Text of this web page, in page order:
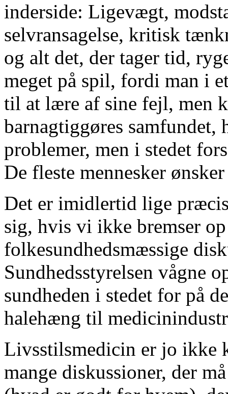
inderside: Ligevægt,
selvransagelse, kritisk
og alt det, der tager tid,
meget på spil, fordi man i
til at lære af sine fejl, men
barnagtiggøres
problemer, men i stedet
De fleste mennesker
Det er imidlertid lige
sig, hvis vi ikke bremser
folkesundhedsmæssige
Sundhedsstyrelsen vågne
sundheden i stedet for på
halehæng til
Livsstilsmedicin er jo ikke
mange diskussioner, der